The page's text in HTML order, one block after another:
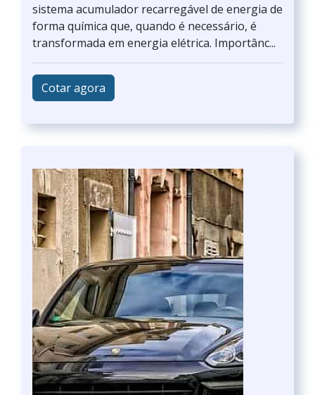
sistema acumulador recarregável de energia de
forma química que, quando é necessário, é
transformada em energia elétrica. Importânc...
Cotar agora